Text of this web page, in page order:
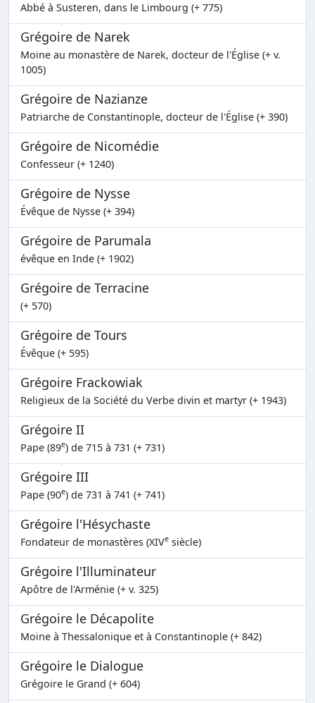
Abbé à Susteren, dans le Limbourg (+ 775)
Grégoire de Narek
Moine au monastère de Narek, docteur de l'Église (+ v.
1005)
Grégoire de Nazianze
Patriarche de Constantinople, docteur de l'Église (+ 390)
Grégoire de Nicomédie
Confesseur (+ 1240)
Grégoire de Nysse
Évêque de Nysse (+ 394)
Grégoire de Parumala
évêque en Inde (+ 1902)
Grégoire de Terracine
(+ 570)
Grégoire de Tours
Évêque (+ 595)
Grégoire Frackowiak
Religieux de la Société du Verbe divin et martyr (+ 1943)
Grégoire II
Pape (89e) de 715 à 731 (+ 731)
Grégoire III
Pape (90e) de 731 à 741 (+ 741)
Grégoire l'Hésychaste
Fondateur de monastères (XIVe siècle)
Grégoire l'Illuminateur
Apôtre de l'Arménie (+ v. 325)
Grégoire le Décapolite
Moine à Thessalonique et à Constantinople (+ 842)
Grégoire le Dialogue
Grégoire le Grand (+ 604)